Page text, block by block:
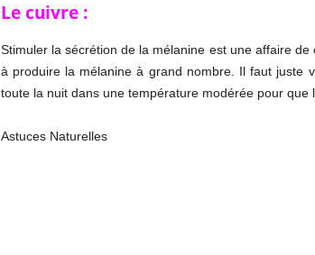
Le cuivre :
Stimuler la sécrétion de la mélanine est une affaire
à produire la mélanine à grand nombre. Il faut juste
toute la nuit dans une température modérée pour que
Astuces Naturelles